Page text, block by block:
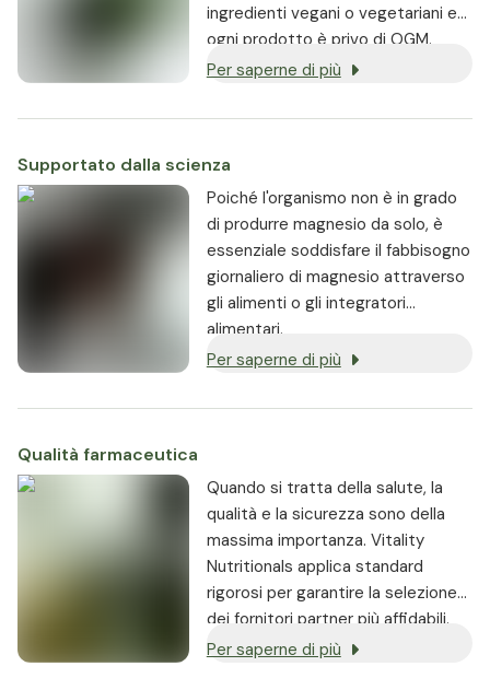
ingredienti vegani o vegetariani e
ogni prodotto è privo di OGM.
Per saperne di più
Supportato dalla scienza
Poiché l'organismo non è in grado
di produrre magnesio da solo, è
essenziale soddisfare il fabbisogno
giornaliero di magnesio attraverso
gli alimenti o gli integratori
alimentari.
Per saperne di più
Qualità farmaceutica
Quando si tratta della salute, la
qualità e la sicurezza sono della
massima importanza. Vitality
Nutritionals applica standard
rigorosi per garantire la selezione
dei fornitori partner più affidabili.
Per saperne di più